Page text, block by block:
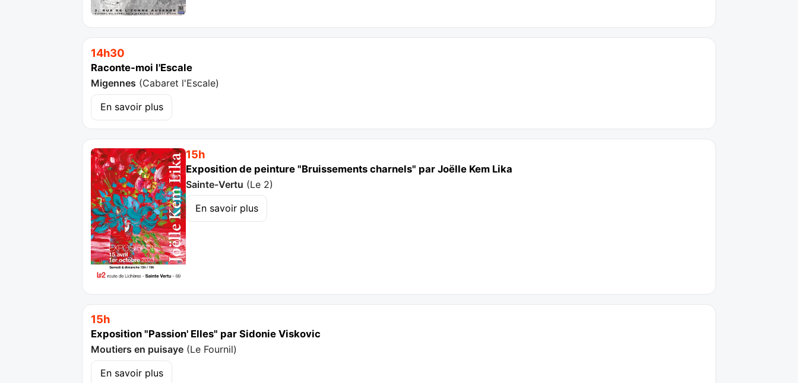
14h30
Raconte-moi l'Escale
Migennes (Cabaret l'Escale)
En savoir plus
15h
Exposition de peinture "Bruissements charnels" par Joëlle Kem Lika
Sainte-Vertu (Le 2)
En savoir plus
15h
Exposition "Passion' Elles" par Sidonie Viskovic
Moutiers en puisaye (Le Fournil)
En savoir plus